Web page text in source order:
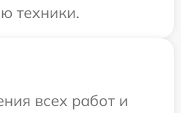
техники.
всех работ и